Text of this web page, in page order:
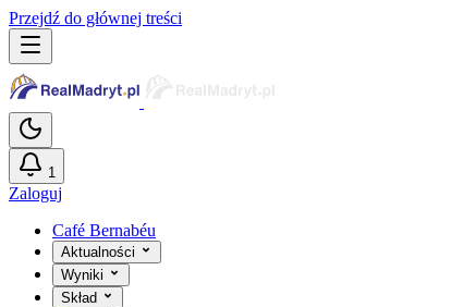
Przejdź do głównej treści
1
Zaloguj
Café Bernabéu
Aktualności
Wyniki
Skład